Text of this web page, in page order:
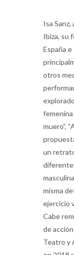
Isa
Ibiza, su
España
otros
femenina
muero”,
un
misma
ejercicio
Cabe
de
Teatro y